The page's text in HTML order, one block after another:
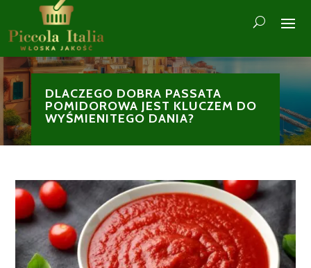
DLACZEGO DOBRA PASSATA
POMIDOROWA JEST KLUCZEM DO
WYŚMIENITEGO DANIA?